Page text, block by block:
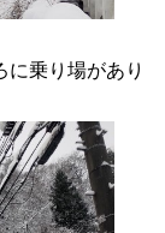
乗り場があり